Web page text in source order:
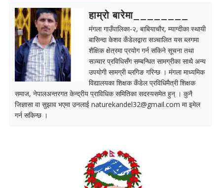
हाम्रो बारेमा________
मंगला गाउँपालिका-२, बाबियाचौर, म्याग्दीका स्थायी
बासिन्दा केशव कँडेलद्वारा सञ्चालित यस ब्लगमा
शैक्षिक क्षेत्रमा प्रयोग गर्न सकिने सूचना तथा
सञ्चार प्रविधिसँग सम्बन्धित सामग्रीका साथै अन्य
उपयोगी सामग्री ब्लगिङ गरिन्छ । मंगला माध्यमिक
विद्यालयका शिक्षक कँडेल प्रविधिमैत्री शिक्षक
समाज, नेपालअन्तरगत केन्द्रीय प्राविधिक समितिका सदस्यसमेत हुन् । कुनै
जिज्ञासा वा सुझाव भएमा उनलाई naturekandel32@gmail.com मा इमेल
गर्न सकिन्छ ।